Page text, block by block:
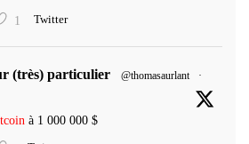
1 Twitter
(très) particulier @thomasaurlant
·
à 1 000 000 $